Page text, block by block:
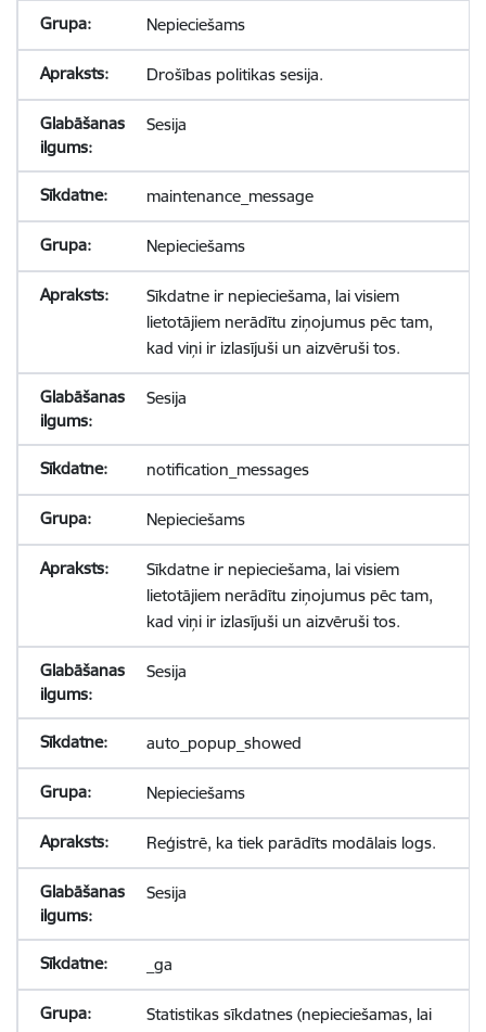
Nepieciešams
Drošības politikas sesija.
Sesija
maintenance_message
Nepieciešams
Sīkdatne ir nepieciešama, lai visiem
lietotājiem nerādītu ziņojumus pēc tam,
kad viņi ir izlasījuši un aizvēruši tos.
Sesija
notification_messages
Nepieciešams
Sīkdatne ir nepieciešama, lai visiem
lietotājiem nerādītu ziņojumus pēc tam,
kad viņi ir izlasījuši un aizvēruši tos.
Sesija
auto_popup_showed
Nepieciešams
Reģistrē, ka tiek parādīts modālais logs.
Sesija
_ga
Statistikas sīkdatnes (nepieciešamas, lai